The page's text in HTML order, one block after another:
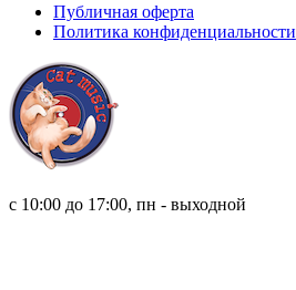
Публичная оферта
Политика конфиденциальности
с 10:00 до 17:00, пн - выходной